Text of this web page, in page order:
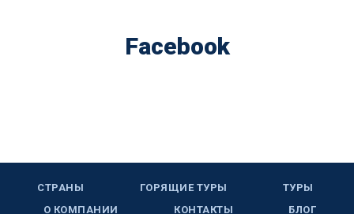
Facebook
СТРАНЫ ГОРЯЩИЕ ТУРЫ
ТУРЫ
О КОМПАНИИ
КОНТАКТЫ БЛОГ